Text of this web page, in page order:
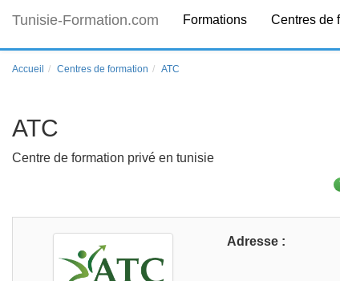
Tunisie-Formation.com Formations Centres de
Accueil Centres de formation ATC
ATC
Centre de formation privé en tunisie
Adresse :